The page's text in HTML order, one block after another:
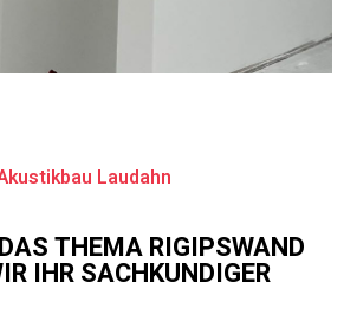
Laudahn
THEMA RIGIPSWAND
IHR SACHKUNDIGER